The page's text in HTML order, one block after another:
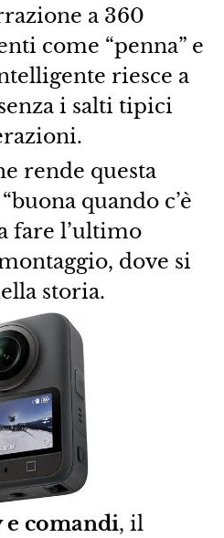
a 360
come “penna” e
riesce a
i salti tipici
rende questa
quando c’è
fare l’ultimo
dove si
storia.
e comandi, il